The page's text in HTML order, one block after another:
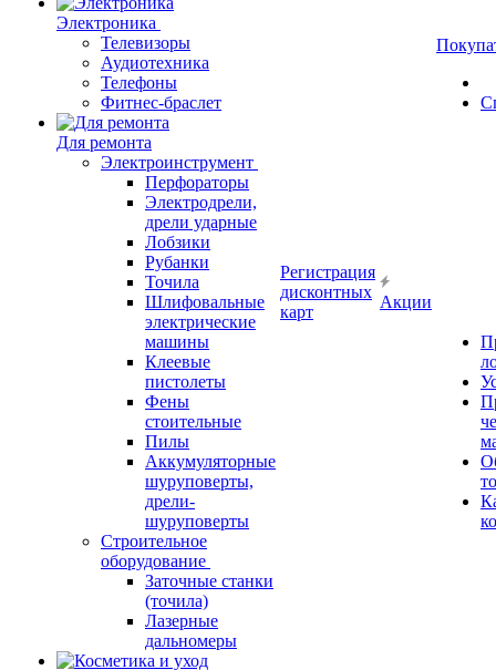
Электроника
Телевизоры
Аудиотехника
Телефоны
Фитнес-браслет
Для ремонта
Электроинструмент
Перфораторы
Электродрели,
дрели ударные
Лобзики
Рубанки
Точила
Шлифовальные
электрические
машины
Клеевые
пистолеты
Фены
стоительные
Пилы
Аккумуляторные
шуруповерты,
дрели-
шуруповерты
Строительное
оборудование
Заточные станки
(точила)
Лазерные
дальномеры
Регистрация
дисконтных
карт
Акции